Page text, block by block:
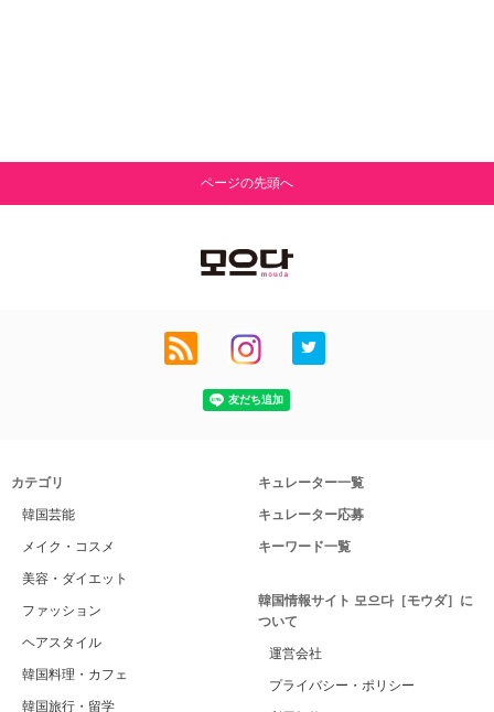
ページの先頭へ
カテゴリ
韓国芸能
メイク・コスメ
美容・ダイエット
ファッション
ヘアスタイル
韓国料理・カフェ
韓国旅行・留学
キュレーター一覧
キュレーター応募
キーワード一覧
韓国情報サイト 모으다［モウダ］に
ついて
運営会社
プライバシー・ポリシー